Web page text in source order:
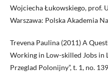
Wojciecha Łukowskiego, prof.
Warszawa: Polska Akademia
Trevena Paulina (2011) A
Working in Low-skilled Jobs in
Przeglad Polonijny”, t. 1, no.